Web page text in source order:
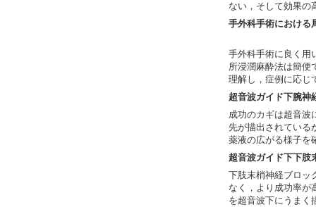
ない，そして効果の
手外科手術における
手外科手術に良く用
所浸潤麻酔法は簡便
理解し，症例に応じ
超音波ガイド下腕神
成功のカギは超音波
先が描出されている
薬液の広がる様子を
超音波ガイド下下肢
下肢末梢神経ブロッ
なく，より成功率が
を超音波下にうまく